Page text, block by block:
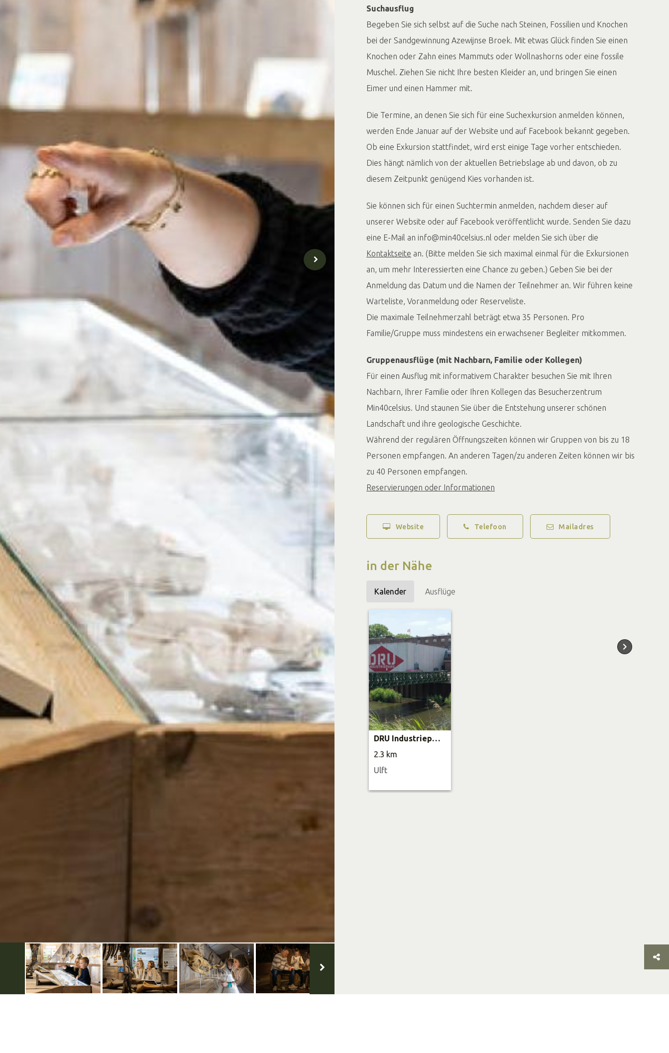
Suchausflug
Begeben Sie sich selbst auf die Suche nach Steinen, Fossilien und Knochen
bei der Sandgewinnung Azewijnse Broek. Mit etwas Glück finden Sie einen
Knochen oder Zahn eines Mammuts oder Wollnashorns oder eine fossile
Muschel. Ziehen Sie nicht Ihre besten Kleider an, und bringen Sie einen
Eimer und einen Hammer mit.
Die Termine, an denen Sie sich für eine Suchexkursion anmelden können,
werden Ende Januar auf der Website und auf Facebook bekannt gegeben.
Ob eine Exkursion stattfindet, wird erst einige Tage vorher entschieden.
Dies hängt nämlich von der aktuellen Betriebslage ab und davon, ob zu
diesem Zeitpunkt genügend Kies vorhanden ist.
Sie können sich für einen Suchtermin anmelden, nachdem dieser auf
unserer Website oder auf Facebook veröffentlicht wurde. Senden Sie dazu
eine E-Mail an info@min40celsius.nl oder melden Sie sich über die
Kontaktseite an. (Bitte melden Sie sich maximal einmal für die Exkursionen
an, um mehr Interessierten eine Chance zu geben.) Geben Sie bei der
Anmeldung das Datum und die Namen der Teilnehmer an. Wir führen keine
Warteliste, Voranmeldung oder Reserveliste.
Die maximale Teilnehmerzahl beträgt etwa 35 Personen. Pro
Familie/Gruppe muss mindestens ein erwachsener Begleiter mitkommen.
Gruppenausflüge (mit Nachbarn, Familie oder Kollegen)
Für einen Ausflug mit informativem Charakter besuchen Sie mit Ihren
Nachbarn, Ihrer Familie oder Ihren Kollegen das Besucherzentrum
Min40celsius. Und staunen Sie über die Entstehung unserer schönen
Landschaft und ihre geologische Geschichte.
Während der regulären Öffnungszeiten können wir Gruppen von bis zu 18
Personen empfangen. An anderen Tagen/zu anderen Zeiten können wir bis
zu 40 Personen empfangen.
Reservierungen oder Informationen
Website Telefoon Mailadres
in der Nähe
Kalender Ausflüge
DRU Industriepark
2.3 km
Ulft